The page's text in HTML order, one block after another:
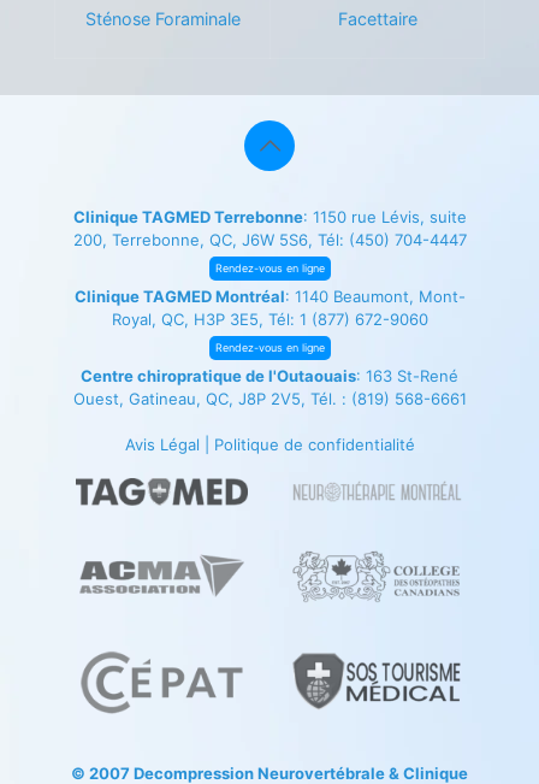
Sténose Foraminale
Facettaire
Clinique TAGMED Terrebonne: 1150 rue Lévis, suite
200, Terrebonne, QC, J6W 5S6, Tél: (450) 704-4447
Rendez-vous en ligne
Clinique TAGMED Montréal: 1140 Beaumont, Mont-
Royal, QC, H3P 3E5, Tél: 1 (877) 672-9060
Rendez-vous en ligne
Centre chiropratique de l'Outaouais: 163 St-René
Ouest, Gatineau, QC, J8P 2V5, Tél. : (819) 568-6661
Avis Légal Politique de confidentialité
© 2007Decompression Neurovertébrale& Clinique